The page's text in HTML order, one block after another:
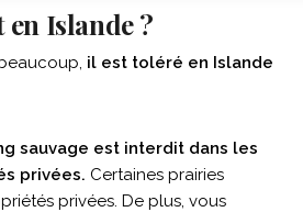
Islande ?
il est toléré en Islande
sauvage est interdit dans les
privées. Certaines prairies
privées. De plus, vous